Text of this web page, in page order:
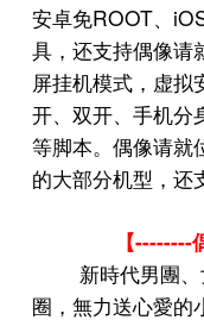
安卓免ROOT、
具，还支持偶像请
屏挂机模式，虚拟
开、双开、手机分
等脚本。偶像请就
的大部分机型，还
【--------
新時代男團
圈，無力送心愛的